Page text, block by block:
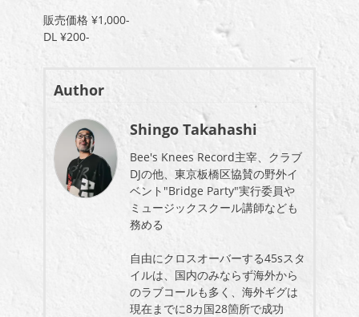
販売価格 ¥1,000-
DL ¥200-
Author
Shingo Takahashi
Bee's Knees Record主宰、クラブ
DJの他、東京板橋区協賛の野外イ
ベント"Bridge Party"実行委員や
ミュージックスクール講師なども
務める
自由にクロスオーバーする45sスタ
イルは、国内のみならず海外から
のラブコールも多く、海外ギグは
現在までに8カ国28箇所で成功